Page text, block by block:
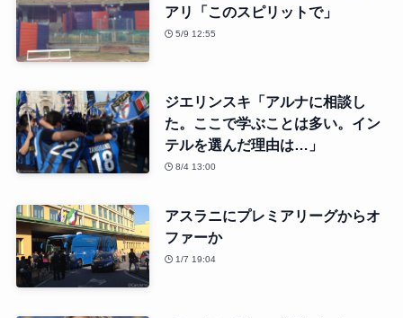
アリ「このスピリットで」
5/9 12:55
ジエリンスキ「アルナに相談し
た。ここで学ぶことは多い。イン
テルを選んだ理由は…」
8/4 13:00
アスラニにプレミアリーグからオ
ファーか
1/7 19:04